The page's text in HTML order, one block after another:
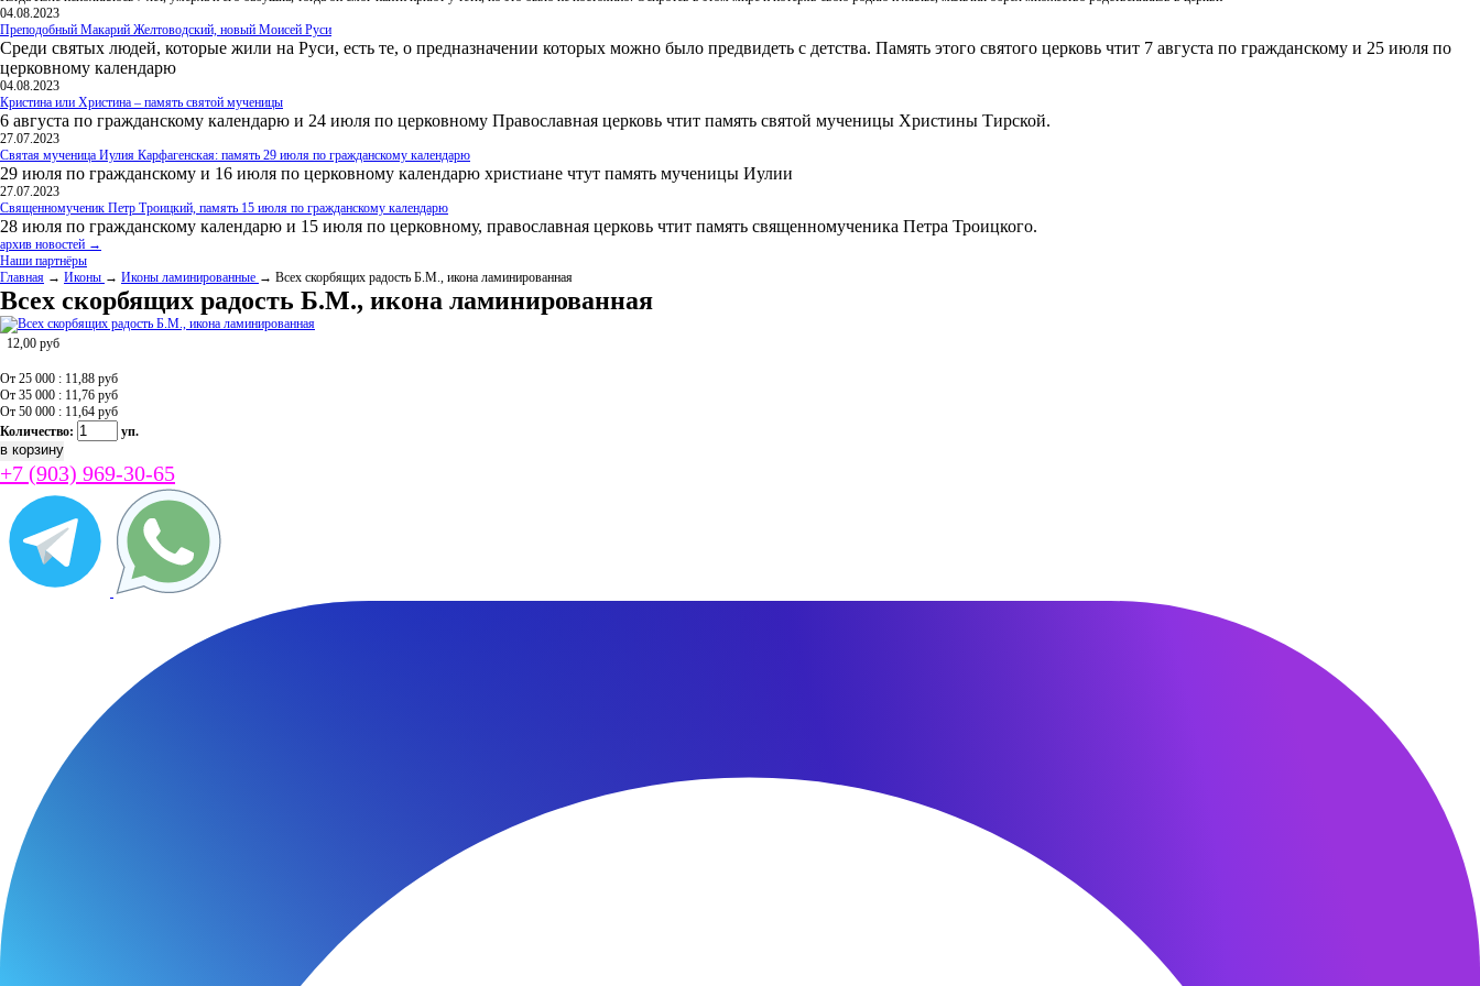
04.08.2023
Преподобный Макарий Желтоводский, новый Моисей Руси
Среди святых людей, которые жили на Руси, есть те, о предназначении которых можно было предвидеть с детства. Память этого святого церковь чтит 7 августа по гражданскому и 25 июля по
церковному календарю
04.08.2023
Кристина или Христина – память святой мученицы
6 августа по гражданскому календарю и 24 июля по церковному Православная церковь чтит память святой мученицы Христины Тирской.
27.07.2023
Святая мученица Иулия Карфагенская: память 29 июля по гражданскому календарю
29 июля по гражданскому и 16 июля по церковному календарю христиане чтут память мученицы Иулии
27.07.2023
Священномученик Петр Троицкий, память 15 июля по гражданскому календарю
28 июля по гражданскому календарю и 15 июля по церковному, православная церковь чтит память священномученика Петра Троицкого.
архив новостей →
Наши партнёры
Главная → Иконы → Иконы ламинированные → Всех скорбящих радость Б.М., икона ламинированная
Всех скорбящих радость Б.М., икона ламинированная
12,00 руб
От 25 000 : 11,88 руб
От 35 000 : 11,76 руб
От 50 000 : 11,64 руб
Количество:
уп.
+7 (903) 969-30-65